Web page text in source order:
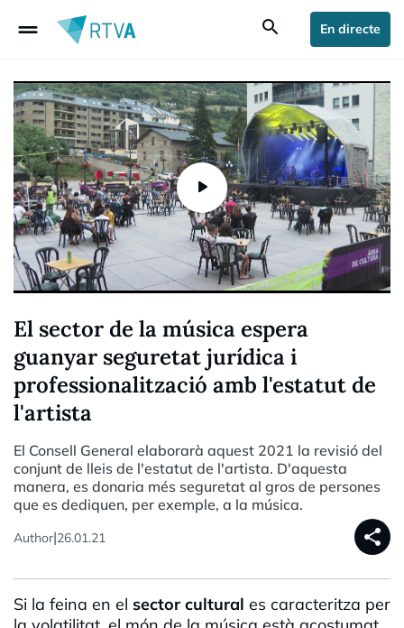
drag_handle search En directe
El sector de la música espera
guanyar seguretat jurídica i
professionalització amb l'estatut de
l'artista
El Consell General elaborarà aquest 2021 la revisió del
conjunt de lleis de l'estatut de l'artista. D'aquesta
manera, es donaria més seguretat al gros de persones
que es dediquen, per exemple, a la música.
Author|26.01.21 share
Si la feina en el sector cultural es caracteritza per